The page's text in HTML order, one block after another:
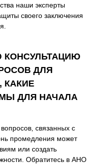
наши эксперты
своего заключения
КОНСУЛЬТАЦИЮ
ДЛЯ
КАКИЕ
ДЛЯ НАЧАЛА
связанных с
промедления может
или создать
Обратитесь в АНО